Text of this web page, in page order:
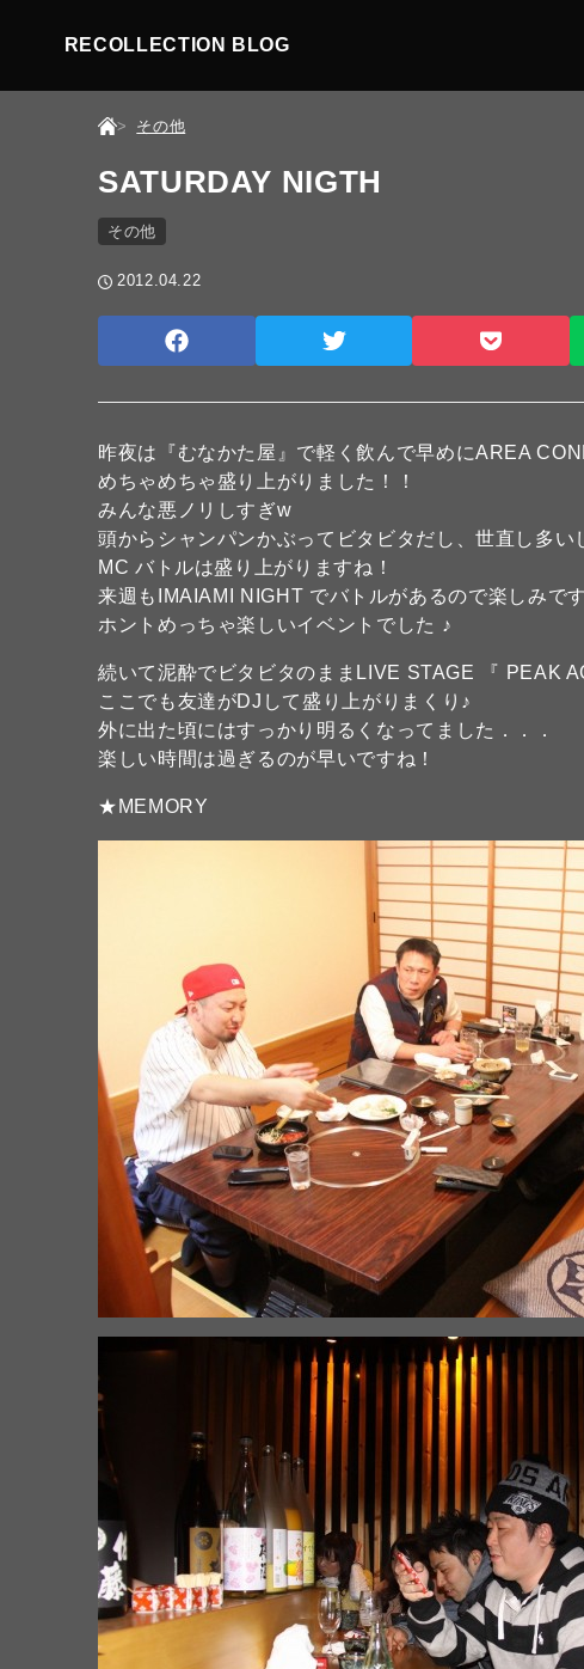
RECOLLECTION BLOG
その他
SATURDAY NIGTH
その他
2012.04.22
昨夜は『むなかた屋』で軽く飲んで早めにAREA
めちゃめちゃ盛り上がりました！！
みんな悪ノリしすぎw
頭からシャンパンかぶってビタビタだし、世直し多い
MC バトルは盛り上がりますね！
来週もIMAIAMI NIGHT でバトルがあるので楽しみで
ホントめっちゃ楽しいイベントでした ♪
続いて泥酔でビタビタのままLIVE STAGE 『 PEAK
ここでも友達がDJして盛り上がりまくり♪
外に出た頃にはすっかり明るくなってました．．．
楽しい時間は過ぎるのが早いですね！
★MEMORY